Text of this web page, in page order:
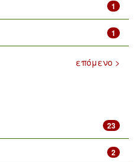
1
1
επόμενο >
23
2